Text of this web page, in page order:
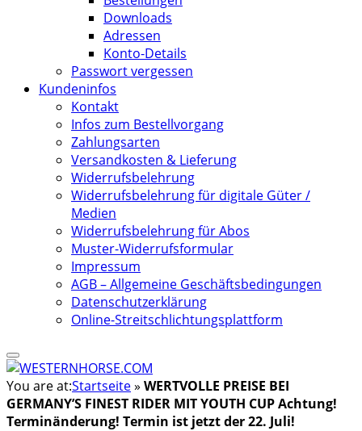
Downloads
Adressen
Konto-Details
Passwort vergessen
Kundeninfos
Kontakt
Infos zum Bestellvorgang
Zahlungsarten
Versandkosten & Lieferung
Widerrufsbelehrung
Widerrufsbelehrung für digitale Güter /
Medien
Widerrufsbelehrung für Abos
Muster-Widerrufsformular
Impressum
AGB – Allgemeine Geschäftsbedingungen
Datenschutzerklärung
Online-Streitschlichtungsplattform
You are at:Startseite» WERTVOLLE PREISE BEI
GERMANY’S FINEST RIDER MIT YOUTH CUP Achtung!
Terminänderung! Termin ist jetzt der 22. Juli!